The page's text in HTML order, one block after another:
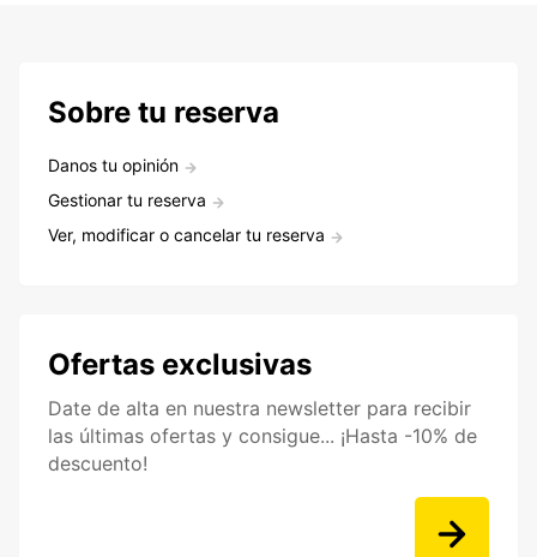
Sobre tu reserva
Danos tu opinión
Gestionar tu reserva
Ver, modificar o cancelar tu reserva
Ofertas exclusivas
Date de alta en nuestra newsletter para recibir
las últimas ofertas y consigue... ¡Hasta -10% de
descuento!